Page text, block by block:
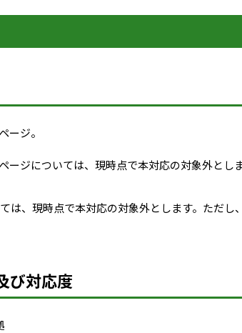
ージ。
ージについては、現時点で本対応の対象外と
は、現時点で本対応の対象外とします。ただ
び対応度